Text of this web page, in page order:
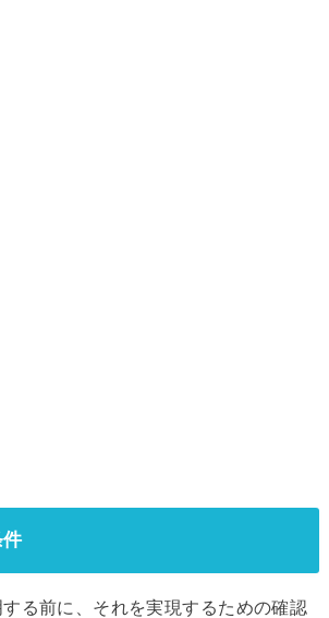
る前に、それを実現するための確認